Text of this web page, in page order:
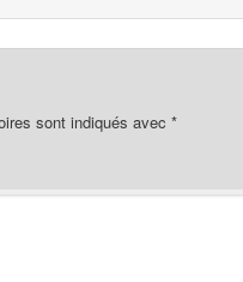
sont indiqués avec *